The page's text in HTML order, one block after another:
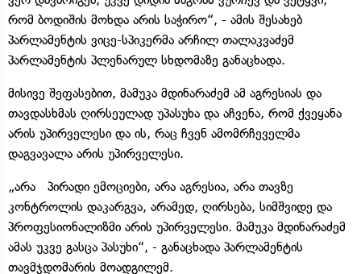
რომ ბოდიშის მოხდა არის საჭირო“, - ამის შესახებ
პარლამენტის ვიცე-სპიკერმა არჩილ თალაკვაძემ
პარლამენტის პლენარულ სხდომაზე განაცხადა.
მისივე შეფასებით, მამუკა მდინარაძემ ამ აგრესიას და
თავდასხმას ღირსეულად უპასუხა და აჩვენა, რომ ქვეყანა
არის უპირველესი და ის, რაც ჩვენ ამომრჩეველმა
დაგვავალა არის უპირველესი.
„არა პირადი ემოციები, არა აგრესია, არა თავზე
კონტროლის დაკარგვა, არამედ, ღირსება, სიმშვიდე და
პროფესიონალიზმი არის უპირველესი. მამუკა მდინარაძემ
ამას უკვე გასცა პასუხი“, - განაცხადა პარლამენტის
თავმჯდომარის მოადგილემ.